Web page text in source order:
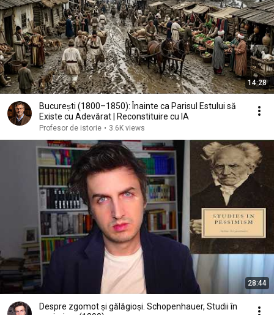
14:28
București (1800–1850): Înainte ca Parisul Estului să
Existe cu Adevărat | Reconstituire cu IA
Profesor de istorie • 3.6K views
28:44
Despre zgomot și gălăgioși. Schopenhauer, Studii în